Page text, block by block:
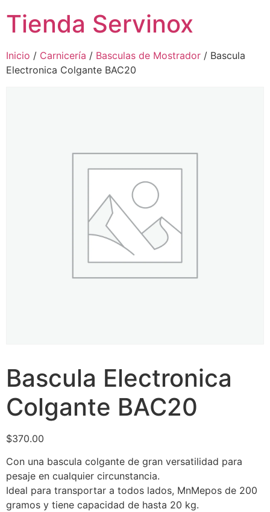
Tienda Servinox
Inicio / Carnicería / Basculas de Mostrador / Bascula
Electronica Colgante BAC20
Bascula Electronica
Colgante BAC20
$370.00
Con una bascula colgante de gran versatilidad para
pesaje en cualquier circunstancia.
Ideal para transportar a todos lados, MnMepos de 200
gramos y tiene capacidad de hasta 20 kg.